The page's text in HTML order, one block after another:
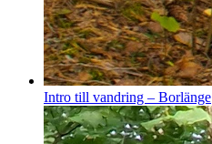
Intro till vandring – Borlänge